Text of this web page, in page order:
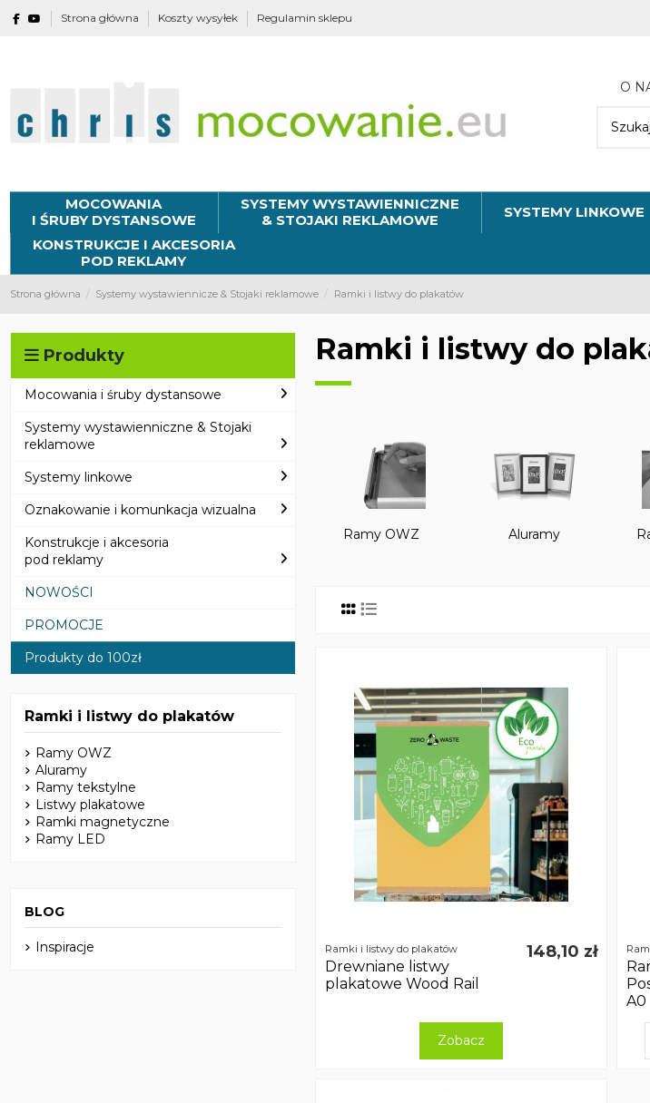
Strona główna Koszty wysyłek Regulamin sklepu
O
MOCOWANIA
I ŚRUBY DYSTANSOWE
SYSTEMY WYSTAWIENNICZNE
& STOJAKI REKLAMOWE
SYSTEMY LINKOWE
KONSTRUKCJE I AKCESORIA
POD REKLAMY
Strona główna Systemy wystawiennicze & Stojaki reklamowe Ramki i listwy do plakatów
Ramki i listwy do
Ramy OWZ Aluramy
Ramki i listwy do plakatów
Drewniane listwy
plakatowe Wood Rail
148,10 zł
Zobacz
A0
Produkty
Mocowania i śruby dystansowe
Systemy wystawienniczne & Stojaki
reklamowe
Systemy linkowe
Oznakowanie i komunkacja wizualna
Konstrukcje i akcesoria
pod reklamy
NOWOŚCI
PROMOCJE
Produkty do 100zł
Ramki i listwy do plakatów
Ramy OWZ
Aluramy
Ramy tekstylne
Listwy plakatowe
Ramki magnetyczne
Ramy LED
BLOG
Inspiracje